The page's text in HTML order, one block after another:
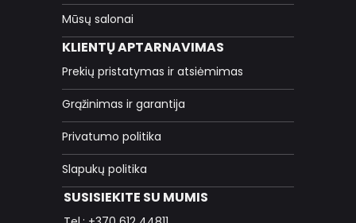
Mūsų salonai
KLIENTŲ APTARNAVIMAS
Prekių pristatymas ir atsiėmimas
Grąžinimas ir garantija
Privatumo politika
Slapukų politika
SUSISIEKITE SU MUMIS